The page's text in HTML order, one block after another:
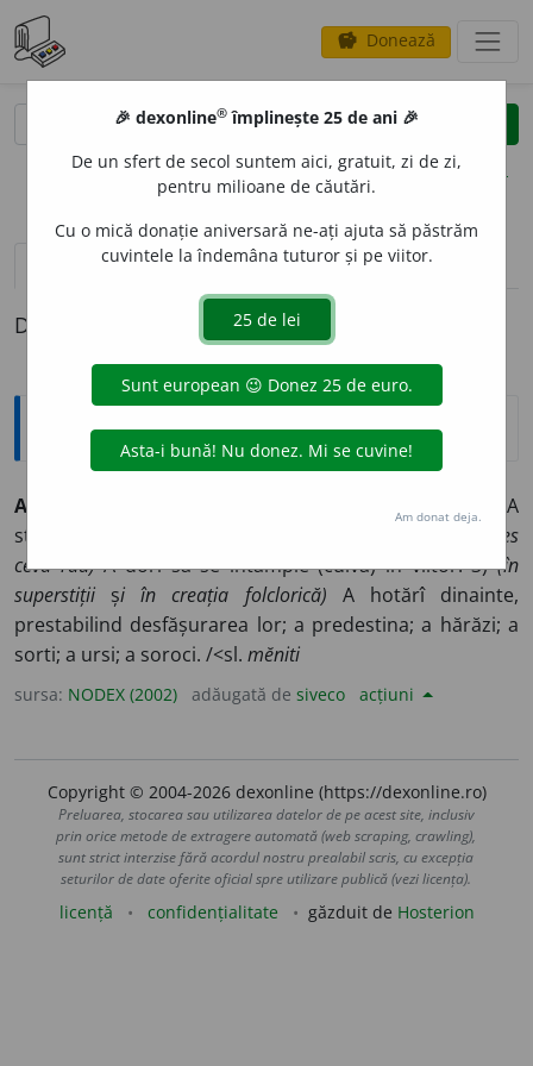
savings Donează
clear
opțiuni
definiții (1) pronunțievolume_up (4)
Definiția cu ID-ul 342890:
Explicative DEX
A MEN
A
stabili din timp; a hotărî dinainte; a destina. 2)
(mai ales
ceva rău)A dori să se întâmple (cuiva) în viitor. 3)(în
superstiții și în creația folclorică) A hotărî dinainte,
prestabilind desfășurarea lor; a predestina; a hărăzi; a
sorti; a ursi; a soroci. /<sl. mĕniti
sursa: NODEX (2002) adăugată de siveco acțiuni
Copyright © 2004-2026 dexonline (https://dexonline.ro)
Preluarea, stocarea sau utilizarea datelor de pe acest site, inclusiv
prin orice metode de extragere automată (web scraping, crawling),
sunt strict interzise fără acordul nostru prealabil scris, cu excepția
seturilor de date oferite oficial spre utilizare publică (vezi licența).
licență confidențialitate găzduit de Hosterion
🎉 dexonline® împlinește 25 de ani 🎉
De un sfert de secol suntem aici, gratuit, zi de zi,
pentru milioane de căutări.
Cu o mică donație aniversară ne-ați ajuta să păstrăm
cuvintele la îndemâna tuturor și pe viitor.
Am donat deja.